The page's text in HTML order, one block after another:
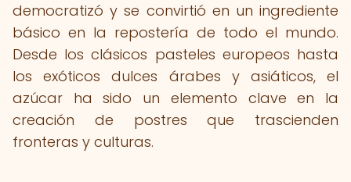
democratizó y se convirtió en un ingrediente
básico en la repostería de todo el mundo.
Desde los clásicos pasteles europeos hasta
los exóticos dulces árabes y asiáticos, el
azúcar ha sido un elemento clave en la
creación de postres que trascienden
fronteras y culturas.